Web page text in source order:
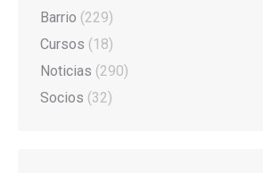
Barrio (229)
Cursos (18)
Noticias (290)
Socios (32)